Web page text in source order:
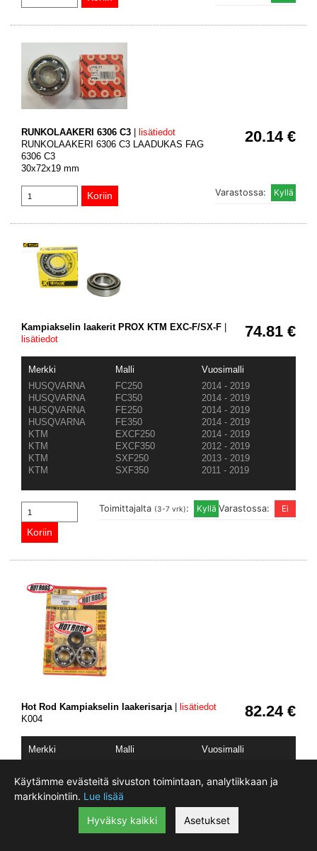
Käytämme evästeitä sivuston toimintaan, analytiikkaan ja
markkinointiin. Lue lisää
Hyväksy kaikki
Asetukset
20.14 €
RUNKOLAAKERI 6306 C3
lisätiedot
RUNKOLAAKERI 6306 C3 LAADUKAS FAG
6306 C3
30x72x19 mm
Varastossa:
74.81 €
Kampiakselin laakerit PROX KTM EXC-F/SX-F
lisätiedot
Merkki Malli
Vuosimalli
HUSQVARNA
FC250
2014 - 2019
HUSQVARNA
FC350
2014 - 2019
HUSQVARNA
FE250
2014 - 2019
HUSQVARNA
FE350
2014 - 2019
KTM
EXCF250
2014 - 2019
KTM
EXCF350
2012 - 2019
KTM
SXF250
2013 - 2019
KTM
SXF350 2011 - 2019
Varastossa:
Toimittajalta (3-7 vrk):
82.24 €
Hot Rod Kampiakselin laakerisarja|
lisätiedot
K004
Merkki Malli
Vuosimalli
KAWASAKI
KX60
1983 - 2003
KAWASAKI
KX65
2000 - 2020
KAWASAKI
KX80 B/W
KX80
1991 - 2000
KX85 B/W
2001 - 2014